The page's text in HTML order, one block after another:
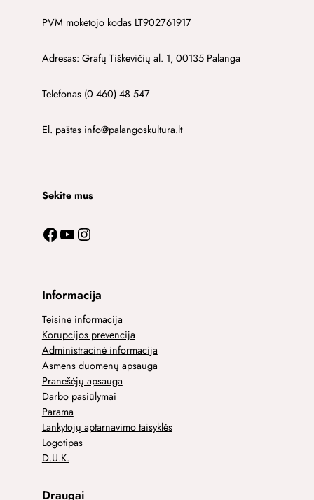
PVM mokėtojo kodas LT902761917
Adresas: Grafų Tiškevičių al. 1, 00135 Palanga
Telefonas (0 460) 48 547
El. paštas info@palangoskultura.lt
Sekite mus
Facebook YouTube Instagram
Informacija
Teisinė informacija
Korupcijos prevencija
Administracinė informacija
Asmens duomenų apsauga
Pranešėjų apsauga
Darbo pasiūlymai
Parama
Lankytojų aptarnavimo taisyklės
Logotipas
D.U.K.
Draugai